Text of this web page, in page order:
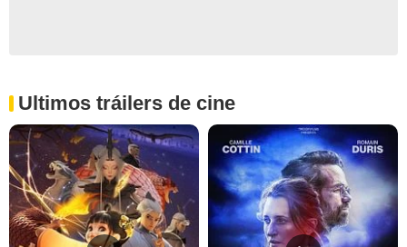
Ultimos tráilers de cine